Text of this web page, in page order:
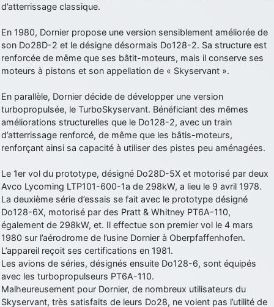
fox_50: Bonjour, certains parmis vous étaient-ils présent au
cachée dans les pins: Coucou et excellente année 2026 à tous et
au site!
jericho: Bonne année et tous mes meilleurs voeux à tous pour
little boy
: je vous souhaite un bon réveillon pour cette nouvelle
année!
jericho: Merci D9pouces, à mon tour de souhaiter un Joyeux Noël
et de bonnes fêtes de fin d'année.
d9pouces: mais tu peux tenter l'un des rares lycées militaires
comme le Prytanée dans la Sarthe, ça ne peut pas faire de mal !
d9pouces : C'est plutôt après le lycée, voire après une prépa
scientifique, tu as donc encore un peu de temps devant toi
yaellerigolow : bonjour a tous je suis un élève de première
passionnée par l'aviation militaire , pourrais je savoir que faire après
le lycée pour s'orienter et pouvoir devenir officier de l'armée de l'air?
d9pouces: lesquels, par exemple ?
d’atterrissage classique.
En 1980, Dornier propose une version sensiblement améliorée de
son Do28D-2 et le désigne désormais Do128-2. Sa structure est
renforcée de même que ses bâtit-moteurs, mais il conserve ses
moteurs à pistons et son appellation de « Skyservant ».
En parallèle, Dornier décide de développer une version
turbopropulsée, le TurboSkyservant. Bénéficiant des mêmes
améliorations structurelles que le Do128-2, avec un train
d’atterrissage renforcé, de même que les bâtis-moteurs,
renforçant ainsi sa capacité à utiliser des pistes peu aménagées.
Le 1er vol du prototype, désigné Do28D-5X et motorisé par deux
Avco Lycoming LTP101-600-1a de 298kW, a lieu le 9 avril 1978.
La deuxième série d’essais se fait avec le prototype désigné
Do128-6X, motorisé par des Pratt & Whitney PT6A-110,
également de 298kW, et. Il effectue son premier vol le 4 mars
1980 sur l’aérodrome de l’usine Dornier à Oberpfaffenhofen.
L’appareil reçoit ses certifications en 1981.
Les avions de séries, désignés ensuite Do128-6, sont équipés
avec les turbopropulseurs PT6A-110.
Malheureusement pour Dornier, de nombreux utilisateurs du
Skyservant, très satisfaits de leurs Do28, ne voient pas l’utilité de